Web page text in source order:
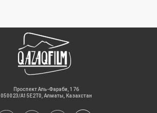
​Проспект Аль-Фараби, 176
050023/A15E2T0, Алматы, Казахстан